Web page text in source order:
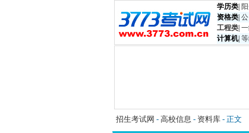
学历类
资格类
工程类
计算机|
招生考试网 - 高校信息 - 资料库 - 正文